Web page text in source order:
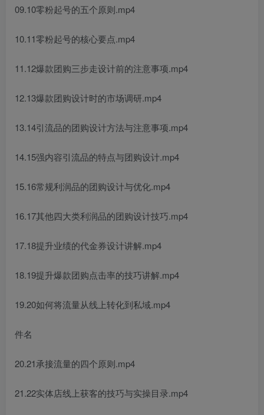
09.10零粉起号的五个原则.mp4
10.11零粉起号的核心要点.mp4
11.12爆款团购三步走设计前的注意事项.mp4
12.13爆款团购设计时的市场调研.mp4
13.14引流品的团购设计方法与注意事项.mp4
14.15强内容引流品的特点与团购设计.mp4
15.16常规利润品的团购设计与优化.mp4
16.17其他四大类利润品的团购设计技巧.mp4
17.18提升业绩的代金券设计讲解.mp4
18.19提升爆款团购点击率的技巧讲解.mp4
19.20如何将流量从线上转化到私域.mp4
件名
20.21承接流量的四个原则.mp4
21.22实体店线上获客的技巧与实操目录.mp4